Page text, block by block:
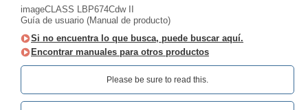
imageCLASS LBP674Cdw II
Guía de usuario (Manual de producto)
Si no encuentra lo que busca, puede buscar aquí.
Encontrar manuales para otros productos
Please be sure to read this.‎